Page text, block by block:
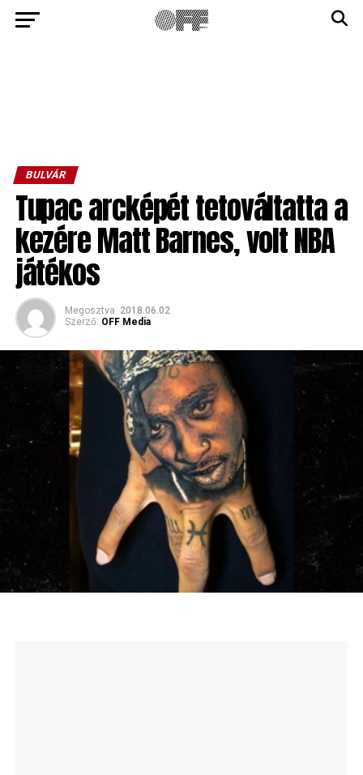
BULVÁR
Tupac arcképét tetováltatta a
kezére Matt Barnes, volt NBA
játékos
Megosztva 2018.06.02
Szerző: OFF Media